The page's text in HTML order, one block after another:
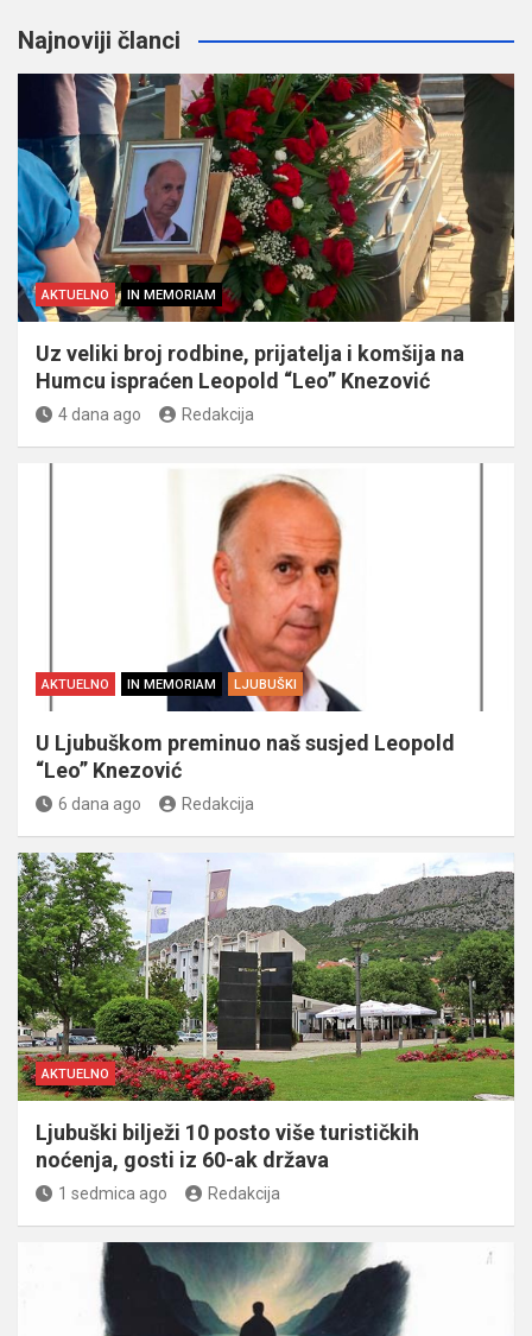
Najnoviji članci
AKTUELNO IN MEMORIAM
Uz veliki broj rodbine, prijatelja i komšija na
Humcu ispraćen Leopold “Leo” Knezović
4 dana ago Redakcija
AKTUELNO IN MEMORIAM LJUBUŠKI
U Ljubuškom preminuo naš susjed Leopold
“Leo” Knezović
6 dana ago Redakcija
AKTUELNO
Ljubuški bilježi 10 posto više turističkih
noćenja, gosti iz 60-ak država
1 sedmica ago Redakcija